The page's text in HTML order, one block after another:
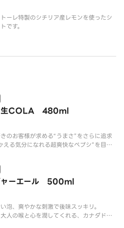
ーレ特製のシチリア産レモンを使ったシ
です。
生COLA 480ml
のお客様が求める“うまさ”をさらに追求
える気分になれる超爽快なペプシ”を目指
のスパイスの中から選び抜いた“生コーラ
フレッシュな味わいを最大化する非加熱
上げることでグッとくる飲みごたえと、
ャーエール 500ml
泡、爽やかな刺激で後味スッキリ。
人の喉と心を潤してくれる、カナダドラ